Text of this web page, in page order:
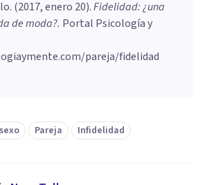
. (2017, enero 20).Fidelidad: ¿una
de moda?. Portal Psicología y
pareja/fidelidad
Pareja Infidelidad